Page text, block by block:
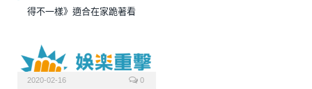
得不一樣》適合在家跪著看
2020-02-16 0